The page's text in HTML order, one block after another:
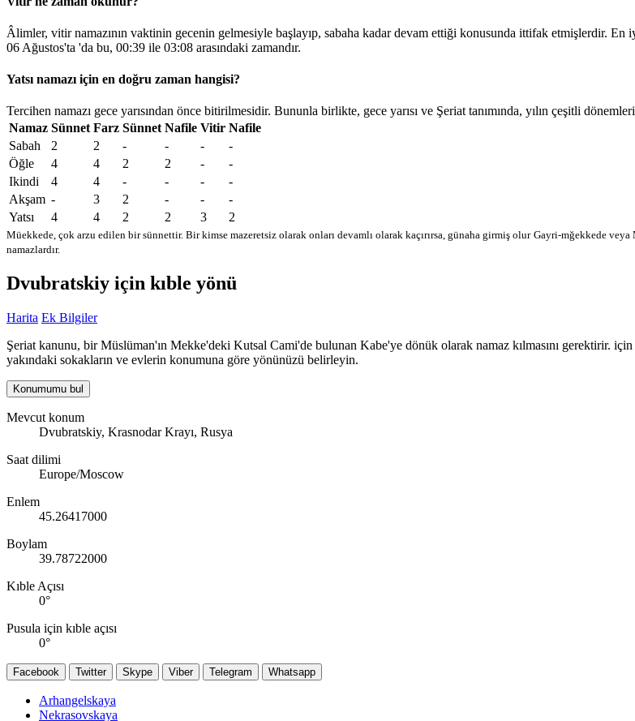
Âlimler, vitir namazının vaktinin gecenin gelmesiyle başlayıp, sabaha kadar devam ettiği konusunda ittifak etmişlerdir. En
06 Ağustos'ta 'da bu, 00:39 ile 03:08 arasındaki zamandır.
Yatsı namazı için en doğru zaman hangisi?
Tercihen namazı gece yarısından önce bitirilmesidir. Bununla birlikte, gece yarısı ve Şeriat tanımında, yılın çeşitli
Namaz Sünnet Farz Sünnet Nafile Vitir Nafile
Sabah
2 2 - - -
-
Öğle
4 4 2 2 -
-
Ikindi
4 4 - - -
-
Akşam - 3 2 - -
-
Yatsı
4 4 2 2 3 2
Müekkede, çok arzu edilen bir sünnettir. Bir kimse mazeretsiz olarak onları devamlı olarak kaçırırsa, günaha girmiş olur Gayri-mğekkede veya
namazlardır.
Dvubratskiy için kıble yönü
Harita Ek Bilgiler
Şeriat kanunu, bir Müslüman'ın Mekke'deki Kutsal Cami'de bulunan Kabe'ye dönük olarak namaz kılmasını gerektirir.
yakındaki sokakların ve evlerin konumuna göre yönünüzü belirleyin.
Konumumu bul
Mevcut konum
Dvubratskiy, Krasnodar Krayı, Rusya
Saat dilimi
Europe/Moscow
Enlem
45.26417000
Boylam
39.78722000
Kıble Açısı
0°
Pusula için kıble açısı
0°
Facebook Twitter Skype Viber Telegram Whatsapp
Arhangelskaya
Nekrasovskaya